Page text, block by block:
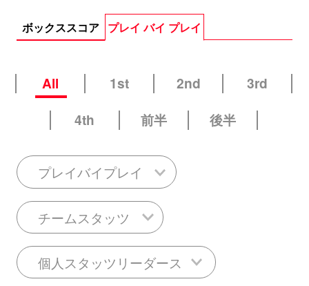
ボックススコア プレイ バイ プレイ
All 1st 2nd
3rd
4th
前半 後半
プレイバイプレイ
チームスタッツ
個人スタッツリーダース